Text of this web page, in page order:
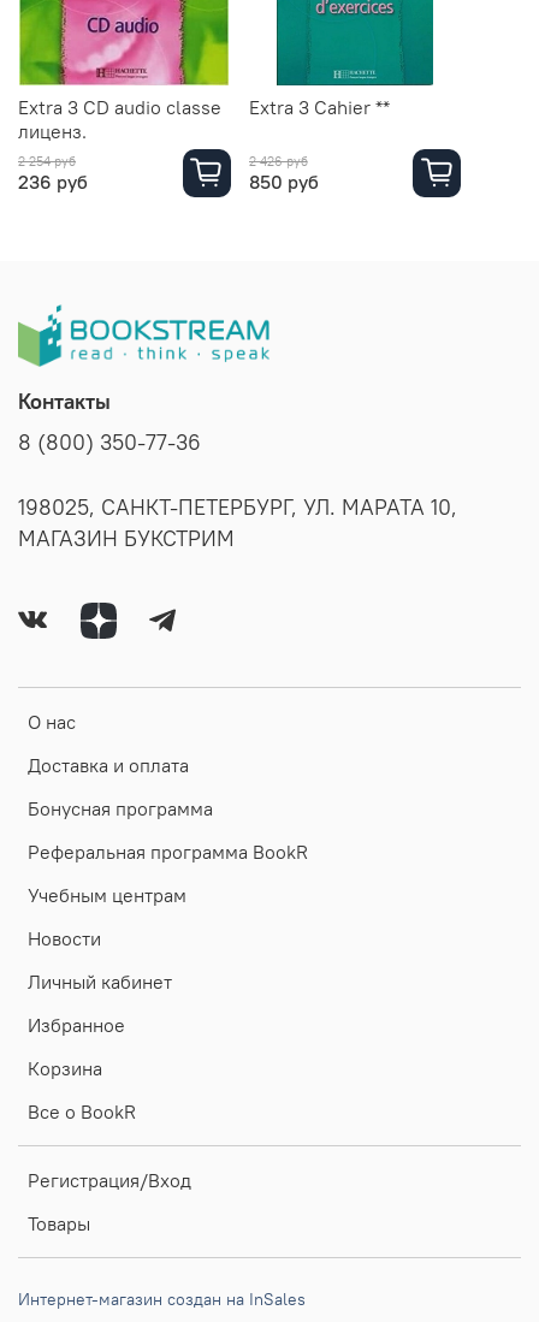
Extra 3 CD audio classe
лиценз.
2 254 руб
236 руб
Extra 3 Cahier **
2 426 руб
850 руб
О нас
Доставка и оплата
Бонусная программа
Реферальная программа BookR
Учебным центрам
Новости
Личный кабинет
Избранное
Корзина
Все о BookR
Регистрация/Вход
Товары
Контакты
8 (800) 350-77-36
198025, САНКТ-ПЕТЕРБУРГ, УЛ. МАРАТА 10,
МАГАЗИН БУКСТРИМ
Интернет-магазин создан на InSales